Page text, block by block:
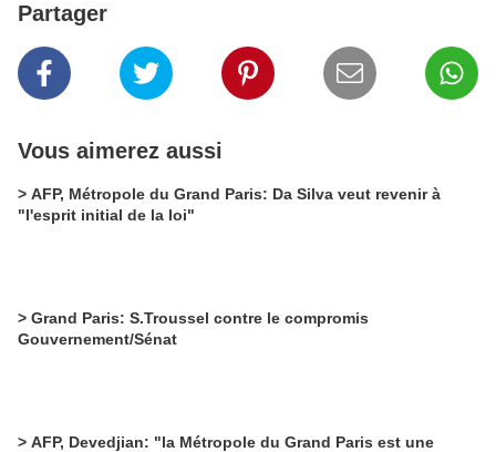
Partager
Vous aimerez aussi
> AFP, Métropole du Grand Paris: Da Silva veut revenir à
"l'esprit initial de la loi"
> Grand Paris: S.Troussel contre le compromis
Gouvernement/Sénat
> AFP, Devedjian: "la Métropole du Grand Paris est une